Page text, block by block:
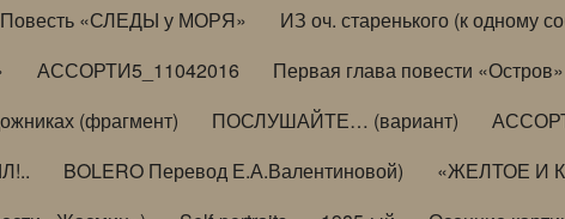
Повесть «СЛЕДЫ у МОРЯ» ИЗ оч. старенького (к одному
АССОРТИ5_11042016
Первая глава повести «Остров»
(фрагмент) ПОСЛУШАЙТЕ… (вариант)
BOLERO Перевод Е.А.Валентиновой)
«ЖЕЛТОЕ И